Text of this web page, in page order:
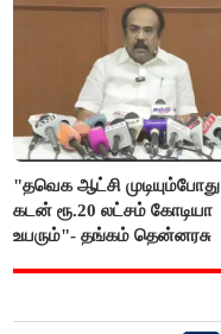
"தவெக ஆட்சி முடியும்போது
கடன் ரூ.20 லட்சம் கோடியா
உயரும்"- தங்கம் தென்னரசு